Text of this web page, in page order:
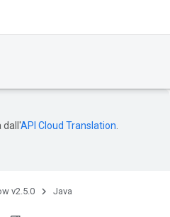
dall'API Cloud Translation
v2.5.0 Java